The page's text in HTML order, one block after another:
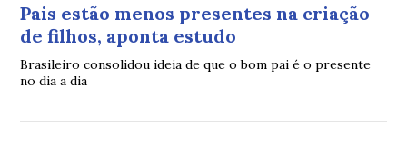
Pais estão menos presentes na criação
de filhos, aponta estudo
Brasileiro consolidou ideia de que o bom pai é o presente
no dia a dia